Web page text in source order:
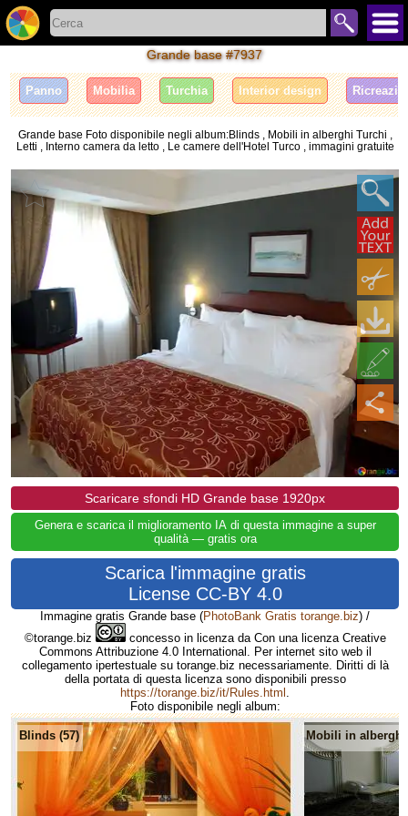
Grande base #7937
Panno Mobilia Turchia Interior design
Grande base Foto disponibile negli album:Blinds , Mobili in alberghi Turchi ,
Letti , Interno camera da letto , Le camere dell'Hotel Turco , immagini gratuite
Scaricare sfondi HD Grande base 1920px
Genera e scarica il miglioramento IA di questa immagine a super
qualità — gratis ora
Scarica l'immagine gratis
License CC-BY 4.0
Immagine gratis Grande base (PhotoBank Gratis torange.biz) /
©torange.biz
concesso in licenza da Con una licenza Creative
Commons Attribuzione 4.0 International. Per internet sito web il
collegamento ipertestuale su torange.biz necessariamente. Diritti di là
della portata di questa licenza sono disponibili presso
https://torange.biz/it/Rules.html
Foto disponibile negli album:
Blinds (57) Mobili in alberghi